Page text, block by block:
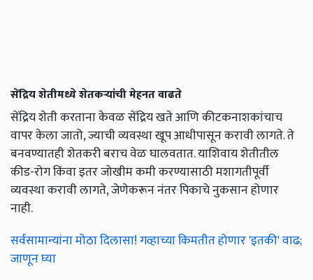
सेंद्रिय शेतीमध्ये शेतकऱ्यांची मेहनत वाढते
सेंद्रिय शेती करताना केवळ सेंद्रिय खते आणि कीटकनाशकांचाच
वापर केला जातो, ज्याची व्यवस्था खूप आधीपासून करावी लागते. ते
बनवण्यातही शेतकरी बराच वेळ घालवतात. याशिवाय शेतीतील
कीड-रोग किंवा इतर जोखीम कमी करण्यासाठी मशागतीपूर्वी
व्यवस्था करावी लागते, जेणेकरून नंतर पिकाचे नुकसान होणार
नाही.
सर्वसामान्यांना मोठा दिलासा! गव्हाच्या किमतीत होणार 'इतकी' वाढ;
जाणून घ्या